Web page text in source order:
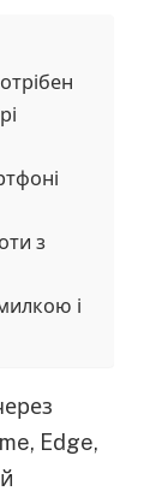
з
і
Edge,